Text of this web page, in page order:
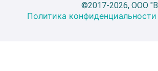
©2017-2026, ООО
Политика конфиденциальности